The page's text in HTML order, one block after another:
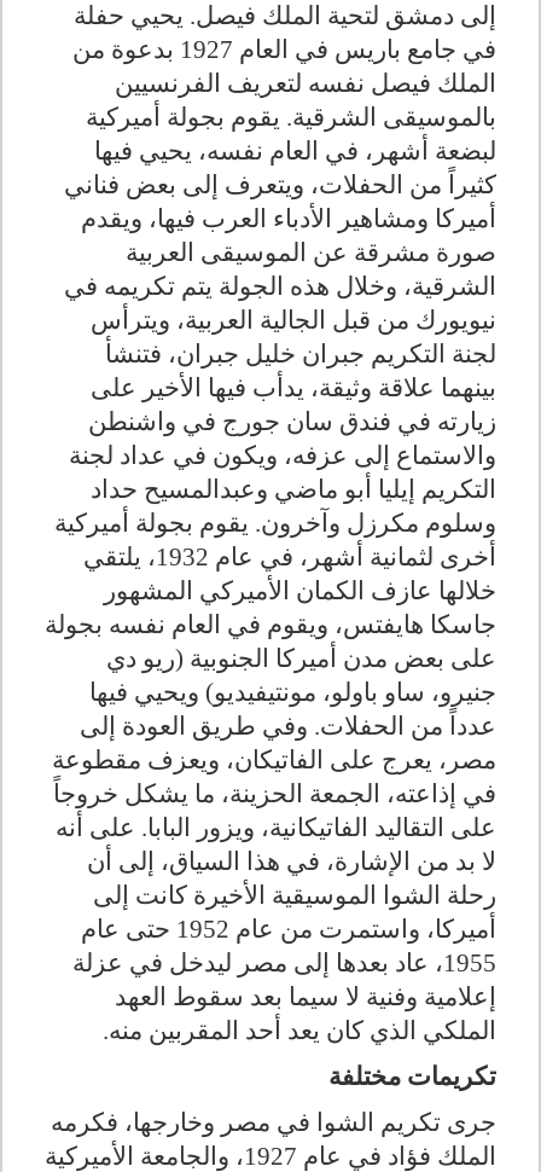
إلى دمشق لتحية الملك فيصل. يحيي حفلة
في جامع باريس في العام 1927 بدعوة من
الملك فيصل نفسه لتعريف الفرنسيين
بالموسيقى الشرقية. يقوم بجولة أميركية
لبضعة أشهر، في العام نفسه، يحيي فيها
كثيراً من الحفلات، ويتعرف إلى بعض فناني
أميركا ومشاهير الأدباء العرب فيها، ويقدم
صورة مشرقة عن الموسيقى العربية
الشرقية، وخلال هذه الجولة يتم تكريمه في
نيويورك من قبل الجالية العربية، ويترأس
لجنة التكريم جبران خليل جبران، فتنشأ
بينهما علاقة وثيقة، يدأب فيها الأخير على
زيارته في فندق سان جورج في واشنطن
والاستماع إلى عزفه، ويكون في عداد لجنة
التكريم إيليا أبو ماضي وعبدالمسيح حداد
وسلوم مكرزل وآخرون. يقوم بجولة أميركية
أخرى لثمانية أشهر، في عام 1932، يلتقي
خلالها عازف الكمان الأميركي المشهور
جاسكا هايفتس، ويقوم في العام نفسه بجولة
على بعض مدن أميركا الجنوبية (ريو دي
جنيرو، ساو باولو، مونتيفيديو) ويحيي فيها
عدداً من الحفلات. وفي طريق العودة إلى
مصر، يعرج على الفاتيكان، ويعزف مقطوعة
في إذاعته، الجمعة الحزينة، ما يشكل خروجاً
على التقاليد الفاتيكانية، ويزور البابا. على أنه
لا بد من الإشارة، في هذا السياق، إلى أن
رحلة الشوا الموسيقية الأخيرة كانت إلى
أميركا، واستمرت من عام 1952 حتى عام
1955، عاد بعدها إلى مصر ليدخل في عزلة
إعلامية وفنية لا سيما بعد سقوط العهد
الملكي الذي كان يعد أحد المقربين منه.
تكريمات مختلفة
جرى تكريم الشوا في مصر وخارجها، فكرمه
الملك فؤاد في عام 1927، والجامعة الأميركية